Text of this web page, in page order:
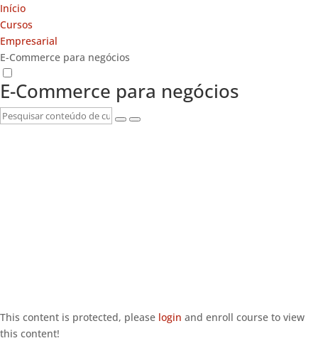
Início
Cursos
Empresarial
E-Commerce para negócios
E-Commerce para negócios
This content is protected, please login and enroll course to view
this content!